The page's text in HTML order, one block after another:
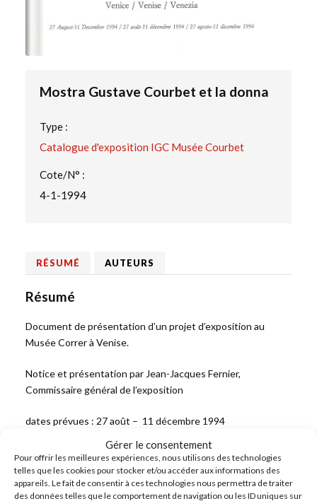
Gérer le consentement
Pour offrir les meilleures expériences, nous utilisons des technologies
telles que les cookies pour stocker et/ou accéder aux informations des
appareils. Le fait de consentir à ces technologies nous permettra de traiter
des données telles que le comportement de navigation ou les ID uniques sur
Mostra Gustave Courbet et la donna
Type :
Catalogue d'exposition IGC Musée Courbet
Cote/N° :
4-1-1994
RÉSUMÉ AUTEURS
Résumé
Document de présentation d’un projet d’exposition au
Musée Correr à Venise.
Notice et présentation par Jean-Jacques Fernier,
Commissaire général de l’exposition
dates prévues : 27 août – 11 décembre 1994
PRÉCÉDENT